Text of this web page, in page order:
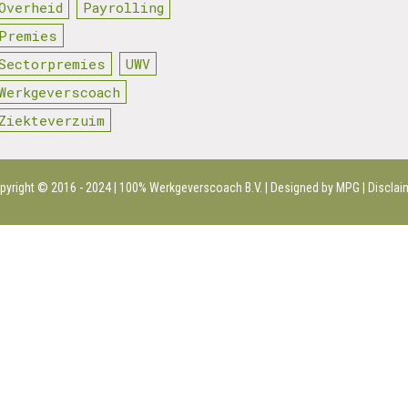
Payrolling
UWV
© 2016 - 2024 | 100% Werkgeverscoach B.V. | Designed by MPG |